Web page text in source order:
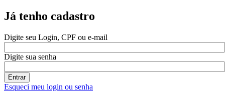
Já tenho cadastro
Digite seu Login, CPF ou e-mail
Digite sua senha
Entrar
Esqueci meu login ou senha